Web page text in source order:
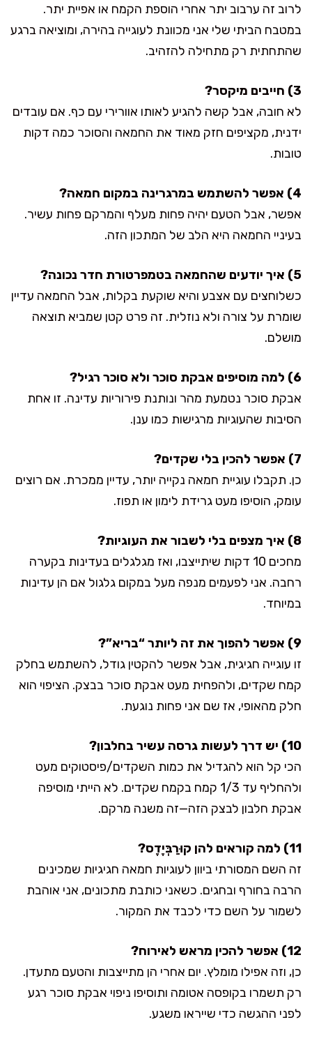
לרוב זה ערבוב יתר אחרי הוספת הקמח או אפיית יתר.
במטבח הביתי שלי אני מכוונת לעוגייה בהירה, ומוציאה ברגע
שהתחתית רק מתחילה להזהיב.
3) חייבים מיקסר?
לא חובה, אבל קשה להגיע לאותו אוורירי עם כף. אם עובדים
ידנית, מקציפים חזק מאוד את החמאה והסוכר כמה דקות
טובות.
4) אפשר להשתמש במרגרינה במקום חמאה?
אפשר, אבל הטעם יהיה פחות מעלף והמרקם פחות עשיר.
בעיניי החמאה היא הלב של המתכון הזה.
5) איך יודעים שהחמאה בטמפרטורת חדר נכונה?
כשלוחצים עם אצבע והיא שוקעת בקלות, אבל החמאה עדיין
שומרת על צורה ולא נוזלית. זה פרט קטן שמביא תוצאה
מושלם.
6) למה מוסיפים אבקת סוכר ולא סוכר רגיל?
אבקת סוכר נטמעת מהר ונותנת פירוריות עדינה. זו אחת
הסיבות שהעוגיות מרגישות כמו ענן.
7) אפשר להכין בלי שקדים?
כן. תקבלו עוגיית חמאה נקייה יותר, עדיין ממכרת. אם רוצים
עומק, הוסיפו מעט גרידת לימון או תפוז.
8) איך מצפים בלי לשבור את העוגיות?
מחכים 10 דקות שיתייצבו, ואז מגלגלים בעדינות בקערה
רחבה. אני לפעמים מנפה מעל במקום גלגול אם הן עדינות
במיוחד.
9) אפשר להפוך את זה ליותר “בריא”?
זו עוגייה חגיגית, אבל אפשר להקטין גודל, להשתמש בחלק
קמח שקדים, ולהפחית מעט אבקת סוכר בבצק. הציפוי הוא
חלק מהאופי, אז שם אני פחות נוגעת.
10) יש דרך לעשות גרסה עשיר בחלבון?
הכי קל הוא להגדיל את כמות השקדים/פיסטוקים מעט
ולהחליף עד 1/3 קמח בקמח שקדים. לא הייתי מוסיפה
אבקת חלבון לבצק הזה—זה משנה מרקם.
11) למה קוראים להן קוּרַבְּיֶדֶס?
זה השם המסורתי ביוון לעוגיות חמאה חגיגיות שמכינים
הרבה בחורף ובחגים. כשאני כותבת מתכונים, אני אוהבת
לשמור על השם כדי לכבד את המקור.
12) אפשר להכין מראש לאירוח?
כן, וזה אפילו מומלץ. יום אחרי הן מתייצבות והטעם מתעדן.
רק תשמרו בקופסה אטומה ותוסיפו ניפוי אבקת סוכר רגע
לפני ההגשה כדי שייראו משגע.